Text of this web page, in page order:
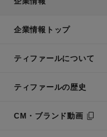
企業情報トップ
ティファールについて
ティファールの歴史
CM・ブランド動画